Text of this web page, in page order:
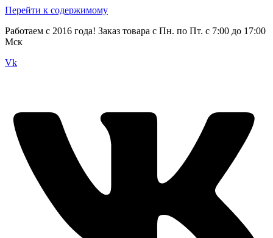
Перейти к содержимому
Работаем с 2016 года! Заказ товара с Пн. по Пт. с 7:00 до 17:00
Мск
Vk